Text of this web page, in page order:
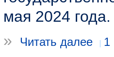
мая 2024 года.
»
Читать далее 1